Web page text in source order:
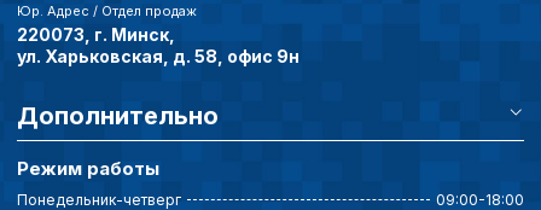
Юр. Адрес / Отдел продаж
220073, г. Минск,
ул. Харьковская, д. 58, офис 9н
Дополнительно
Режим работы
Понедельник-четверг
09:00-18:00